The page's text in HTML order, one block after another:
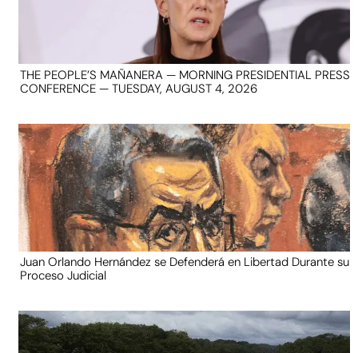
THE PEOPLE’S MAÑANERA — MORNING PRESIDENTIAL PRESS
CONFERENCE — TUESDAY, AUGUST 4, 2026
Juan Orlando Hernández se Defenderá en Libertad Durante su
Proceso Judicial